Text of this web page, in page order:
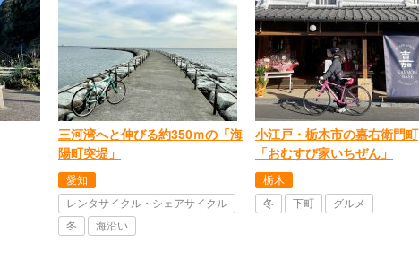
三河湾へと伸びる約350ｍの「海
陽町突堤」
愛知
レンタサイクル・シェアサイクル
冬
海沿い
小江戸・栃木市の嘉右衛門町
「おむすび家いちぜん」
栃木
冬
下町 グルメ